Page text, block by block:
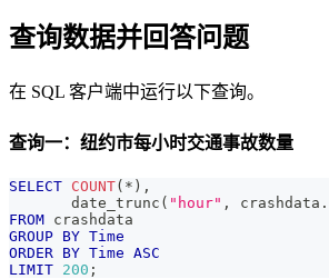
查询数据并回答问题
在 SQL 客户端中运行以下查询。
查询一：纽约市每小时交通事故数量
SELECT COUNT( * ) ,
       date_trunc
( "hour" , crashdata .
FROM crashdata
GROUP BY Time
ORDER BY Time ASC
LIMIT 200 ;